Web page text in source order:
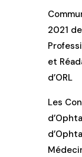
2021
et
d’ORL
Les